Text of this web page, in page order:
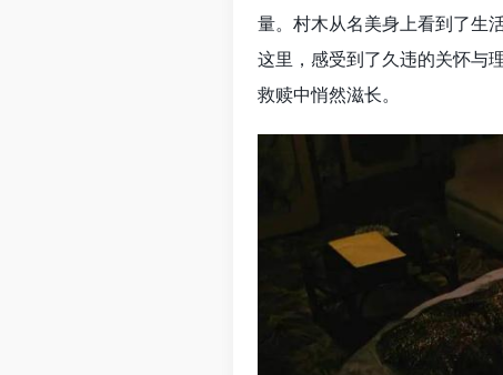
量。村木从名美身上看到了生
这里，感受到了久违的关怀与
救赎中悄然滋长。